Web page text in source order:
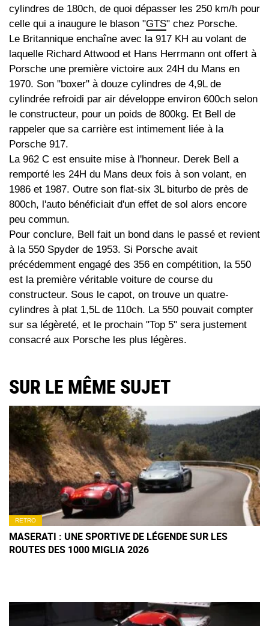
cylindres de 180ch, de quoi dépasser les 250 km/h pour
celle qui a inaugure le blason "GTS" chez Porsche.
Le Britannique enchaîne avec la 917 KH au volant de
laquelle Richard Attwood et Hans Herrmann ont offert à
Porsche une première victoire aux 24H du Mans en
1970. Son "boxer" à douze cylindres de 4,9L de
cylindrée refroidi par air développe environ 600ch selon
le constructeur, pour un poids de 800kg. Et Bell de
rappeler que sa carrière est intimement liée à la
Porsche 917.
La 962 C est ensuite mise à l'honneur. Derek Bell a
remporté les 24H du Mans deux fois à son volant, en
1986 et 1987. Outre son flat-six 3L biturbo de près de
800ch, l'auto bénéficiait d'un effet de sol alors encore
peu commun.
Pour conclure, Bell fait un bond dans le passé et revient
à la 550 Spyder de 1953. Si Porsche avait
précédemment engagé des 356 en compétition, la 550
est la première véritable voiture de course du
constructeur. Sous le capot, on trouve un quatre-
cylindres à plat 1,5L de 110ch. La 550 pouvait compter
sur sa légèreté, et le prochain "Top 5" sera justement
consacré aux Porsche les plus légères.
SUR LE MÊME SUJET
RETRO
MASERATI : UNE SPORTIVE DE LÉGENDE SUR LES
ROUTES DES 1000 MIGLIA 2026